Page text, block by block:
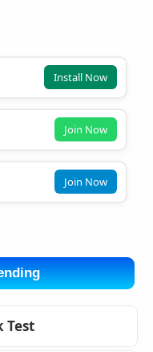
Install Now
Join Now
Join Now
Test